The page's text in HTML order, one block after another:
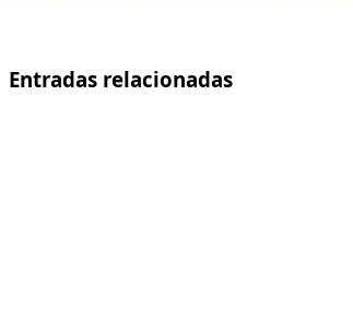
Entradas relacionadas